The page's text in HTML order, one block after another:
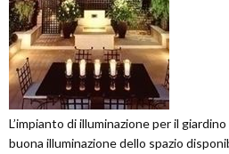
L’impianto di illuminazione per il
buona illuminazione dello spazio